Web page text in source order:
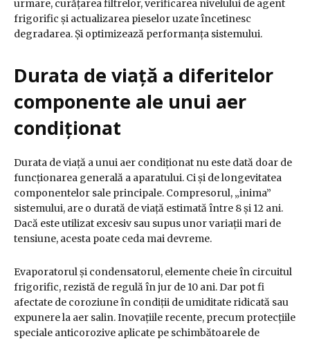
urmare, curățarea filtrelor, verificarea nivelului de agent
frigorific și actualizarea pieselor uzate încetinesc
degradarea. Și optimizează performanța sistemului.
Durata de viață a diferitelor
componente ale unui aer
condiționat
Durata de viață a unui aer condiționat nu este dată doar de
funcționarea generală a aparatului. Ci și de longevitatea
componentelor sale principale. Compresorul, „inima”
sistemului, are o durată de viață estimată între 8 și 12 ani.
Dacă este utilizat excesiv sau supus unor variații mari de
tensiune, acesta poate ceda mai devreme.
Evaporatorul și condensatorul, elemente cheie în circuitul
frigorific, rezistă de regulă în jur de 10 ani. Dar pot fi
afectate de coroziune în condiții de umiditate ridicată sau
expunere la aer salin. Inovațiile recente, precum protecțiile
speciale anticorozive aplicate pe schimbătoarele de